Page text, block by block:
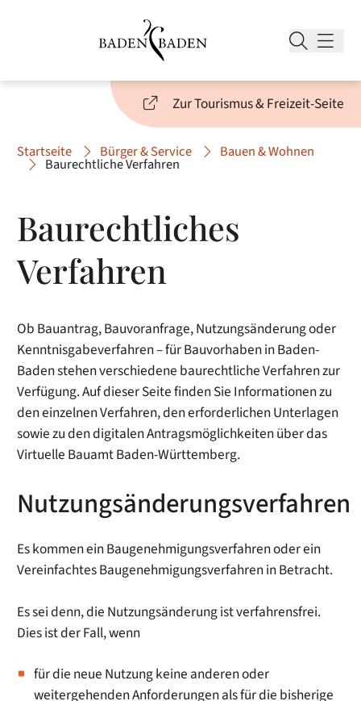
Zur Tourismus & Freizeit-Seite
Startseite Bürger & Service Bauen & Wohnen
Baurechtliche Verfahren
Baurechtliches
Verfahren
Ob Bauantrag, Bauvoranfrage, Nutzungsänderung oder
Kenntnisgabeverfahren – für Bauvorhaben in Baden-
Baden stehen verschiedene baurechtliche Verfahren zur
Verfügung. Auf dieser Seite finden Sie Informationen zu
den einzelnen Verfahren, den erforderlichen Unterlagen
sowie zu den digitalen Antragsmöglichkeiten über das
Virtuelle Bauamt Baden-Württemberg.
Nutzungsänderungsverfahren
Es kommen ein Baugenehmigungsverfahren oder ein
Vereinfachtes Baugenehmigungsverfahren in Betracht.
Es sei denn, die Nutzungsänderung ist verfahrensfrei.
Dies ist der Fall, wenn
für die neue Nutzung keine anderen oder
weitergehenden Anforderungen als für die bisherige